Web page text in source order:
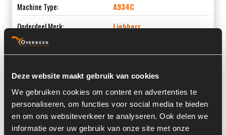
Deze website maakt gebruik van cookies
We gebruiken cookies om content en advertenties te
personaliseren, om functies voor social media te bieden
en om ons websiteverkeer te analyseren. Ook delen we
informatie over uw gebruik van onze site met onze
Machine Type:
A934C
Onderdeel Merk:
Liebherr
Onderdeel Type:
Informatie